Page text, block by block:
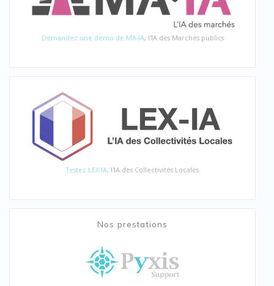
Demandez une démo de MA-IA, l'IA des Marchés publics
Testez LEX-IA, l'IA des Collectivités Locales
Nos prestations